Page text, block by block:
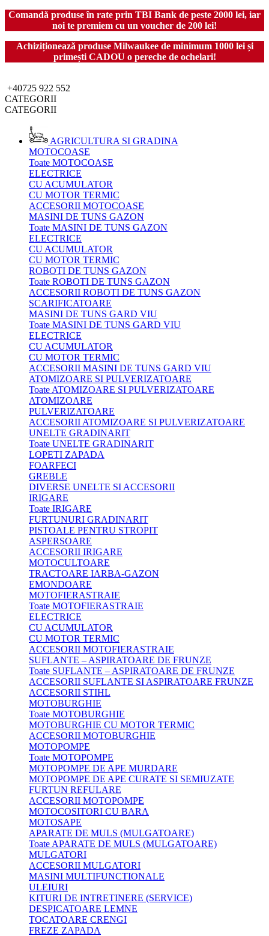
Comandă produse în rate prin TBI Bank de peste 2000 lei, iar
noi te premiem cu un voucher de 200 lei!
Achiziționează produse Milwaukee de minimum 1000 lei și
primești CADOU o pereche de ochelari!
+40725 922 552
CATEGORII
CATEGORII
AGRICULTURA SI GRADINA
MOTOCOASE
Toate MOTOCOASE
ELECTRICE
CU ACUMULATOR
CU MOTOR TERMIC
ACCESORII MOTOCOASE
MASINI DE TUNS GAZON
Toate MASINI DE TUNS GAZON
ELECTRICE
CU ACUMULATOR
CU MOTOR TERMIC
ROBOTI DE TUNS GAZON
Toate ROBOTI DE TUNS GAZON
ACCESORII ROBOTI DE TUNS GAZON
SCARIFICATOARE
MASINI DE TUNS GARD VIU
Toate MASINI DE TUNS GARD VIU
ELECTRICE
CU ACUMULATOR
CU MOTOR TERMIC
ACCESORII MASINI DE TUNS GARD VIU
ATOMIZOARE SI PULVERIZATOARE
Toate ATOMIZOARE SI PULVERIZATOARE
ATOMIZOARE
PULVERIZATOARE
ACCESORII ATOMIZOARE SI PULVERIZATOARE
UNELTE GRADINARIT
Toate UNELTE GRADINARIT
LOPETI ZAPADA
FOARFECI
GREBLE
DIVERSE UNELTE SI ACCESORII
IRIGARE
Toate IRIGARE
FURTUNURI GRADINARIT
PISTOALE PENTRU STROPIT
ASPERSOARE
ACCESORII IRIGARE
MOTOCULTOARE
TRACTOARE IARBA-GAZON
EMONDOARE
MOTOFIERASTRAIE
Toate MOTOFIERASTRAIE
ELECTRICE
CU ACUMULATOR
CU MOTOR TERMIC
ACCESORII MOTOFIERASTRAIE
SUFLANTE – ASPIRATOARE DE FRUNZE
Toate SUFLANTE – ASPIRATOARE DE FRUNZE
ACCESORII SUFLANTE SI ASPIRATOARE FRUNZE
ACCESORII STIHL
MOTOBURGHIE
Toate MOTOBURGHIE
MOTOBURGHIE CU MOTOR TERMIC
ACCESORII MOTOBURGHIE
MOTOPOMPE
Toate MOTOPOMPE
MOTOPOMPE DE APE MURDARE
MOTOPOMPE DE APE CURATE SI SEMIUZATE
FURTUN REFULARE
ACCESORII MOTOPOMPE
MOTOCOSITORI CU BARA
MOTOSAPE
APARATE DE MULS (MULGATOARE)
Toate APARATE DE MULS (MULGATOARE)
MULGATORI
ACCESORII MULGATORI
MASINI MULTIFUNCTIONALE
ULEIURI
KITURI DE INTRETINERE (SERVICE)
DESPICATOARE LEMNE
TOCATOARE CRENGI
FREZE ZAPADA